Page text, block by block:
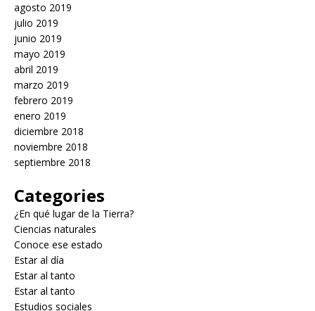
agosto 2019
julio 2019
junio 2019
mayo 2019
abril 2019
marzo 2019
febrero 2019
enero 2019
diciembre 2018
noviembre 2018
septiembre 2018
Categories
¿En qué lugar de la Tierra?
Ciencias naturales
Conoce ese estado
Estar al día
Estar al tanto
Estar al tanto
Estudios sociales